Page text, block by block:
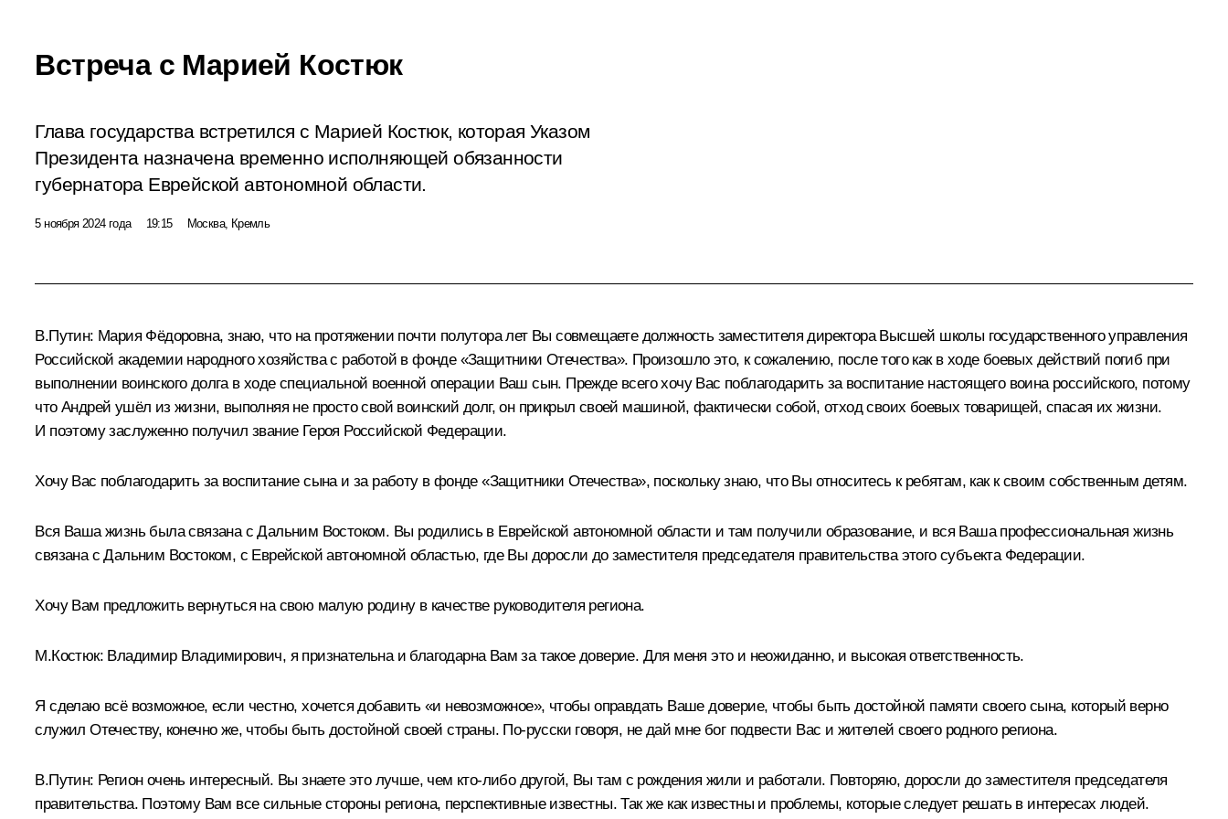
Встреча с Марией Костюк
Глава государства встретился с Марией Костюк, которая Указом
Президента назначена временно исполняющей обязанности
губернатора Еврейской автономной области.
5 ноября 2024 года 19:15 Москва, Кремль
В.Путин: Мария Фёдоровна, знаю, что на протяжении почти полутора лет Вы совмещаете должность заместителя директора Высшей школы государственного управления
Российской академии народного хозяйства с работой в фонде «Защитники Отечества». Произошло это, к сожалению, после того как в ходе боевых действий погиб при
выполнении воинского долга в ходе специальной военной операции Ваш сын. Прежде всего хочу Вас поблагодарить за воспитание настоящего воина российского, потому
что Андрей ушёл из жизни, выполняя не просто свой воинский долг, он прикрыл своей машиной, фактически собой, отход своих боевых товарищей, спасая их жизни.
И поэтому заслуженно получил звание Героя Российской Федерации.
Хочу Вас поблагодарить за воспитание сына и за работу в фонде «Защитники Отечества», поскольку знаю, что Вы относитесь к ребятам, как к своим собственным детям.
Вся Ваша жизнь была связана с Дальним Востоком. Вы родились в Еврейской автономной области и там получили образование, и вся Ваша профессиональная жизнь
связана с Дальним Востоком, с Еврейской автономной областью, где Вы доросли до заместителя председателя правительства этого субъекта Федерации.
Хочу Вам предложить вернуться на свою малую родину в качестве руководителя региона.
М.Костюк: Владимир Владимирович, я признательна и благодарна Вам за такое доверие. Для меня это и неожиданно, и высокая ответственность.
Я сделаю всё возможное, если честно, хочется добавить «и невозможное», чтобы оправдать Ваше доверие, чтобы быть достойной памяти своего сына, который верно
служил Отечеству, конечно же, чтобы быть достойной своей страны. По-русски говоря, не дай мне бог подвести Вас и жителей своего родного региона.
В.Путин: Регион очень интересный. Вы знаете это лучше, чем кто-либо другой, Вы там с рождения жили и работали. Повторяю, доросли до заместителя председателя
правительства. Поэтому Вам все сильные стороны региона, перспективные известны. Так же как известны и проблемы, которые следует решать в интересах людей.